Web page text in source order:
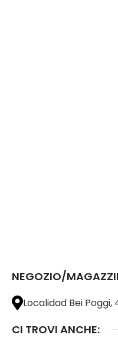
NEGOZIO/
Localidad Bei Poggi,
CI TROVI ANCHE: